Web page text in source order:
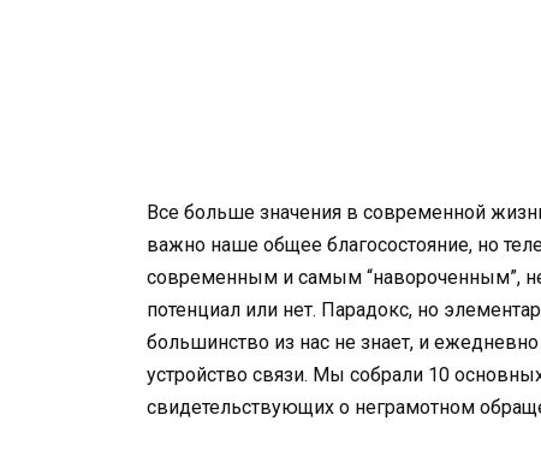
Все больше значения в современной
важно наше общее благосостояние, но
современным и самым “навороченным”,
потенциал или нет. Парадокс, но
большинство из нас не знает, и
устройство связи. Мы собрали 10
свидетельствующих о неграмотном